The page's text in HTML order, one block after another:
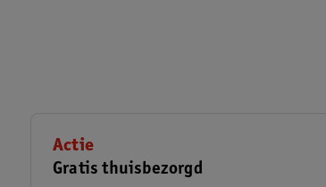
Actie
Gratis thuisbezorgd